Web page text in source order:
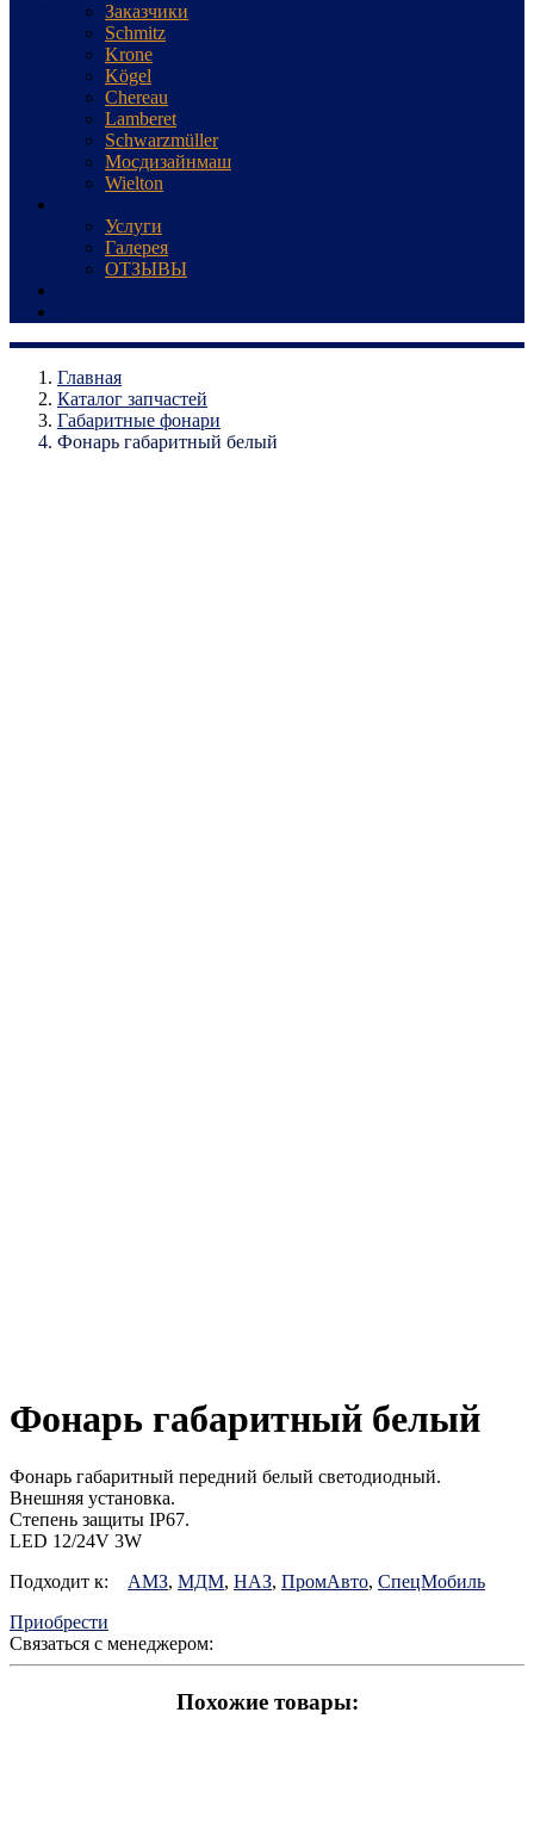
Заказчики
Schmitz
Krone
Kögel
Chereau
Lamberet
Schwarzmüller
Мосдизайнмаш
Wielton
Услуги
Галерея
ОТЗЫВЫ
Главная
Каталог запчастей
Габаритные фонари
Фонарь габаритный белый
Фонарь габаритный белый
Фонарь габаритный передний белый светодиодный.
Внешняя установка.
Степень защиты IP67.
LED 12/24V 3W
Подходит к: АМЗ, МДМ, НАЗ, ПромАвто, СпецМобиль
Приобрести
Связаться с менеджером:
Похожие товары: